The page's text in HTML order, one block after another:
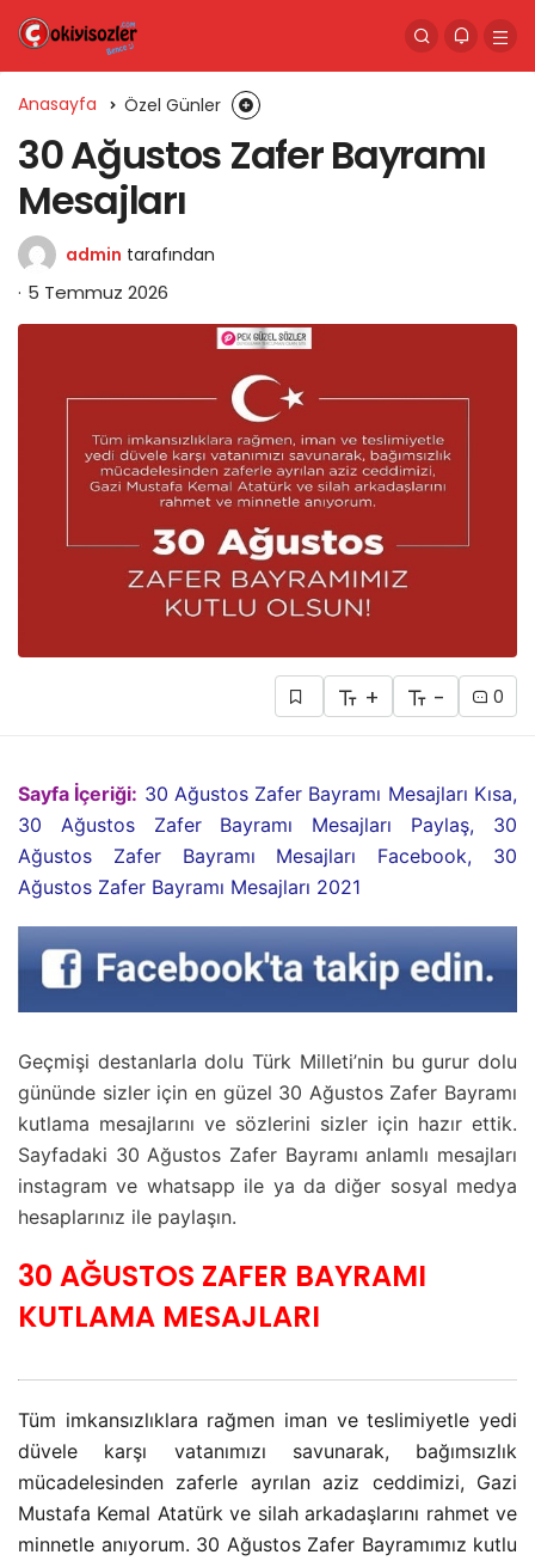
Anasayfa Özel Günler
30 Ağustos Zafer Bayramı
Mesajları
admin tarafından
5 Temmuz 2026
+ - 0
Sayfa İçeriği: 30 Ağustos Zafer Bayramı Mesajları Kısa,
30 Ağustos Zafer Bayramı Mesajları Paylaş, 30
Ağustos Zafer Bayramı Mesajları Facebook, 30
Ağustos Zafer Bayramı Mesajları 2021
Geçmişi destanlarla dolu Türk Milleti’nin bu gurur dolu
gününde sizler için en güzel 30 Ağustos Zafer Bayramı
kutlama mesajlarını ve sözlerini sizler için hazır ettik.
Sayfadaki 30 Ağustos Zafer Bayramı anlamlı mesajları
instagram ve whatsapp ile ya da diğer sosyal medya
hesaplarınız ile paylaşın.
30 AĞUSTOS ZAFER BAYRAMI
KUTLAMA MESAJLARI
Tüm imkansızlıklara rağmen iman ve teslimiyetle yedi
düvele karşı vatanımızı savunarak, bağımsızlık
mücadelesinden zaferle ayrılan aziz ceddimizi, Gazi
Mustafa Kemal Atatürk ve silah arkadaşlarını rahmet ve
minnetle anıyorum. 30 Ağustos Zafer Bayramımız kutlu